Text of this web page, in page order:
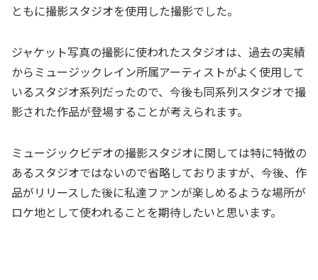
ともに撮影スタジオを使用した撮影でした。
ジャケット写真の撮影に使われたスタジオは、過去の実績
からミュージックレイン所属アーティストがよく使用して
いるスタジオ系列だったので、今後も同系列スタジオで撮
影された作品が登場することが考えられます。
ミュージックビデオの撮影スタジオに関しては特に特徴の
あるスタジオではないので省略しておりますが、今後、作
品がリリースした後に私達ファンが楽しめるような場所が
ロケ地として使われることを期待したいと思います。